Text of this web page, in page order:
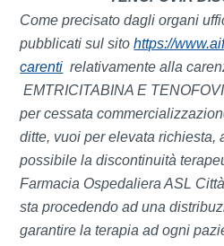
Come precisato dagli organi
pubblicati sul sitohttps://
carenti relativamente alla
EMTRICITABINA E
per cessata
ditte, vuoi per elevata richiesta,
possibile la discontinuità
Farmacia Ospedaliera ASL
sta procedendo ad una
garantire la terapia ad ogni